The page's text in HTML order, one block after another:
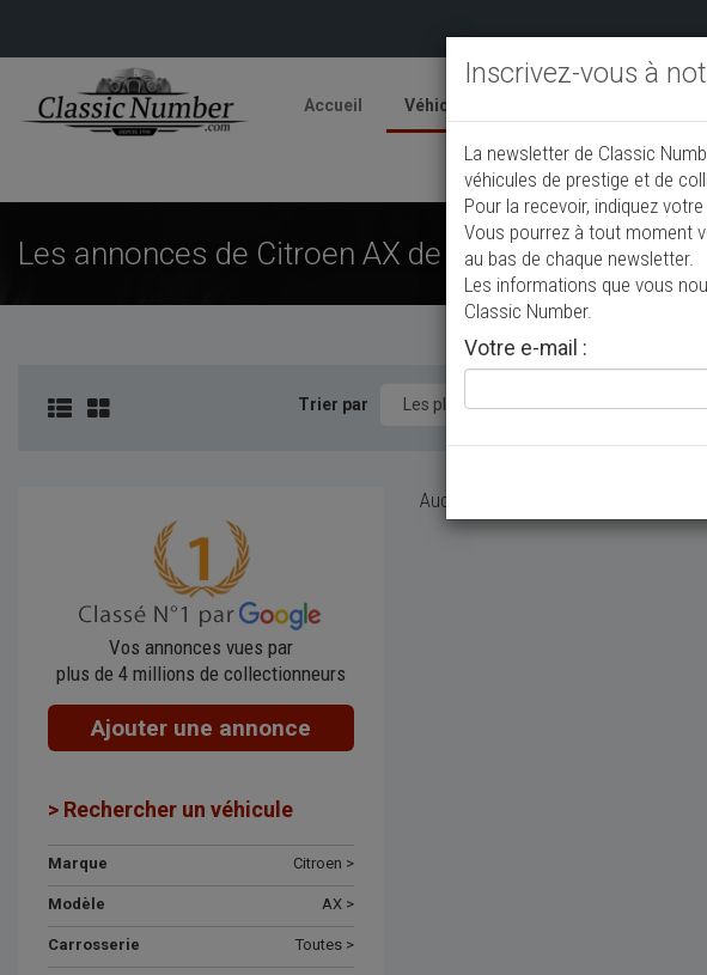
Accueil Véhicules
Ajouter une annonce
Les annonces de Citroen AX de collection à vendre
Trier par
Vos annonces vues par
plus de 4 millions de collectionneurs
Ajouter une annonce
> Rechercher un véhicule
Marque Citroen >
Modèle AX >
Carrosserie Toutes >
Aucun véhicule ne correspond à
Inscrivez-vous à
La newsletter de Classic
véhicules de prestige et de
Pour la recevoir, indiquez
Vous pourrez à tout moment
au bas de chaque newsletter.
Les informations que vous
Classic Number.
Votre e-mail :